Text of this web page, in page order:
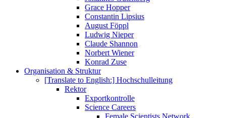
Grace Hopper
Constantin Lipsius
August Föppl
Ludwig Nieper
Claude Shannon
Norbert Wiener
Konrad Zuse
Organisation & Struktur
[Translate to English:] Hochschulleitung
Rektor
Exportkontrolle
Science Careers